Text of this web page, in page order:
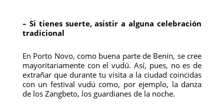
– Si tienes suerte, asistir a alguna celebración
tradicional
En Porto Novo, como buena parte de Benín, se cree
mayoritariamente con el vudú. Así, pues, no es de
extrañar que durante tu visita a la ciudad coincidas
con un festival vudú como, por ejemplo, la danza
de los Zangbeto, los guardianes de la noche.